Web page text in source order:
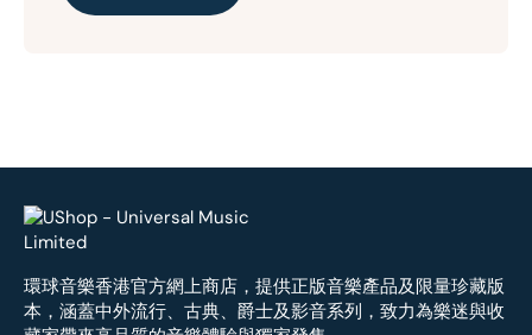
環球音樂香港官方網上商店，提供正版音樂產品及限量珍藏版
本，涵蓋中外流行、古典、爵士及影音系列，致力為樂迷與收